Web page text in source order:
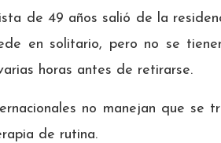
de 49 años salió de la
en solitario, pero no se
horas antes de retirarse.
no manejan que se
de rutina.